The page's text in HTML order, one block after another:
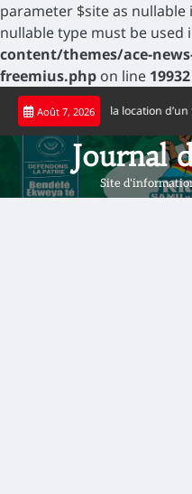
parameter $site as
nullable type must be used
content/themes/ace-
freemius.php on line 19932
Skip
content
Août 7, 2026
à 65 dollars la location d’un
Journal
Site